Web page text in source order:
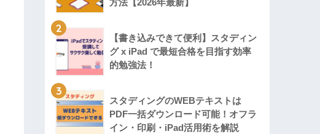
方法【2026年最新】
2
【書き込みできて便利】スタディン
グ x iPad で最短合格を目指す効率
的勉強法！
3
スタディングのWEBテキストは
PDF一括ダウンロード可能！オフラ
イン・印刷・iPad活用術を解説